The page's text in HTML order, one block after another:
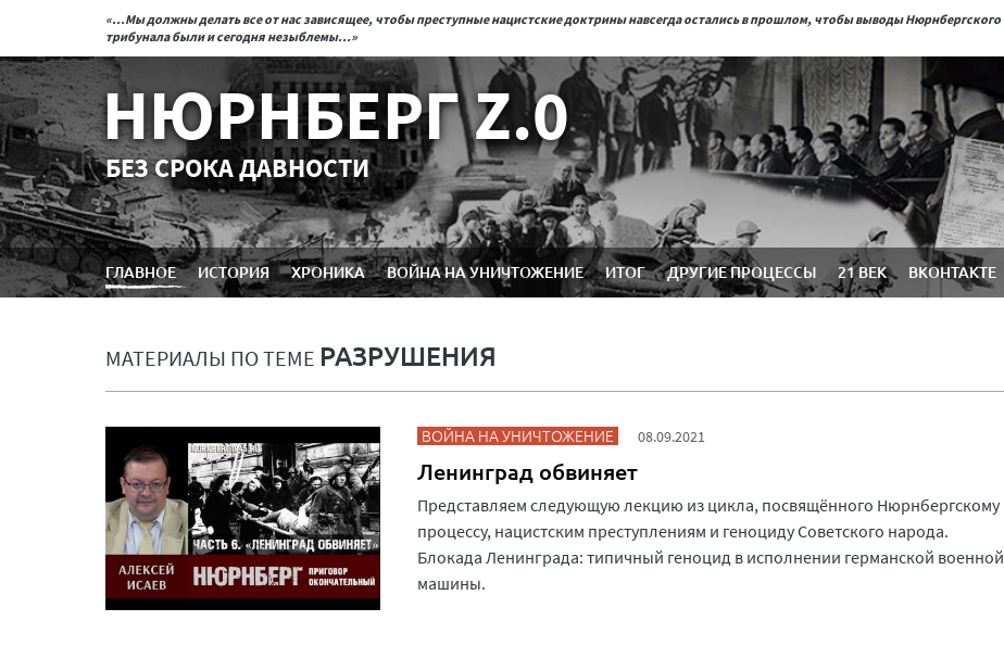
«...Мы должны делать все от нас зависящее, чтобы преступные нацистские доктрины навсегда остались в прошлом, чтобы выводы Нюрнбергского
трибунала были и сегодня незыблемы...»
НЮРНБЕРГ Z.0
БЕЗ СРОКА ДАВНОСТИ
ГЛАВНОЕ ИСТОРИЯ ХРОНИКА ВОЙНА НА УНИЧТОЖЕНИЕ ИТОГ ДРУГИЕ ПРОЦЕССЫ 21 ВЕК ВКОНТАКТЕ
МАТЕРИАЛЫ ПО ТЕМЕ РАЗРУШЕНИЯ
ВОЙНА НА УНИЧТОЖЕНИЕ 08.09.2021
Ленинград обвиняет
Представляем следующую лекцию из цикла, посвящённого Нюрнбергскому
процессу, нацистским преступлениям и геноциду Советского народа.
Блокада Ленинграда: типичный геноцид в исполнении германской военной
машины.